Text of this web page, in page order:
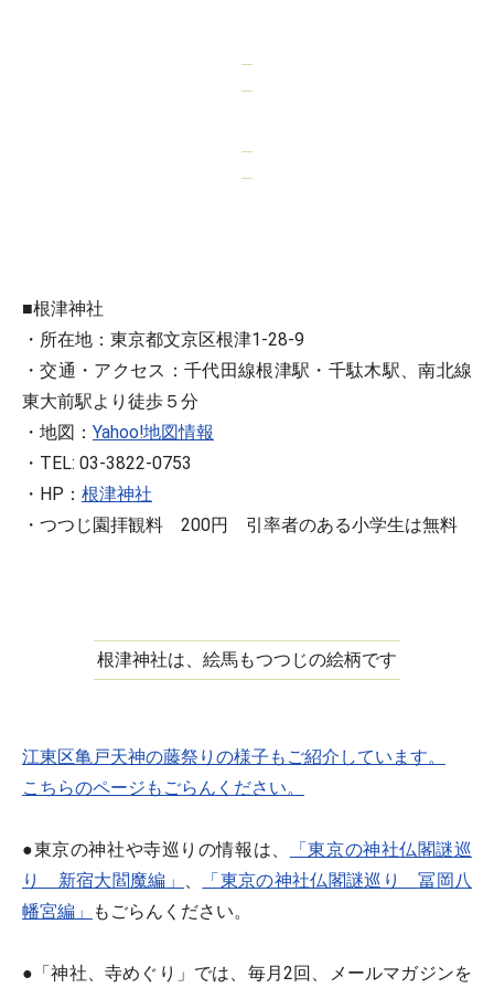
■根津神社
・所在地：東京都文京区根津1-28-9
・交通・アクセス：千代田線根津駅・千駄木駅、南北線
東大前駅より徒歩５分
・地図： Yahoo!地図情報
・TEL: 03-3822-0753
・HP： 根津神社
・つつじ園拝観料 200円 引率者のある小学生は無料
根津神社は、絵馬もつつじの絵柄です
江東区亀戸天神の藤祭りの様子もご紹介しています。
こちらのページもごらんください。
●東京の神社や寺巡りの情報は、
「東京の神社仏閣謎巡
り 新宿大閻魔編」 、
「東京の神社仏閣謎巡り 冨岡八
幡宮編」
もごらんください。
●「神社、寺めぐり」では、毎月2回、メールマガジンを